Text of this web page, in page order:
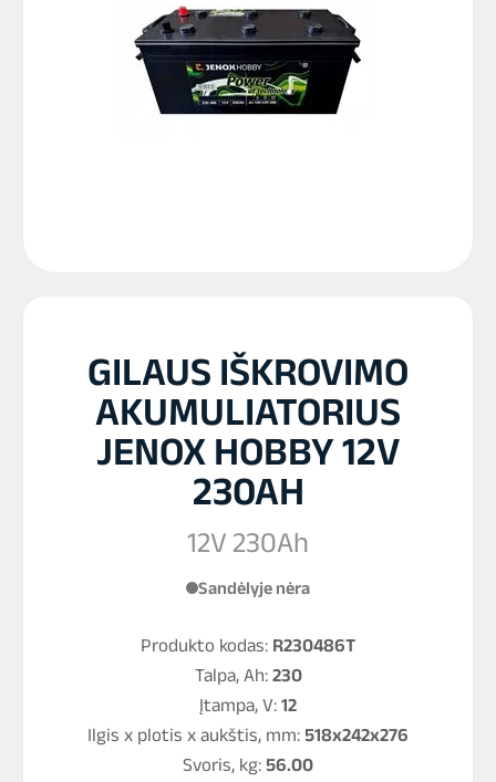
GILAUS IŠKROVIMO
AKUMULIATORIUS
JENOX HOBBY 12V
230AH
12V 230Ah
Sandėlyje nėra
Produkto kodas: R230486T
Talpa, Ah: 230
Įtampa, V: 12
Ilgis x plotis x aukštis, mm: 518x242x276
Svoris, kg: 56.00